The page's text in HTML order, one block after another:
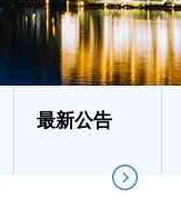
最新公告